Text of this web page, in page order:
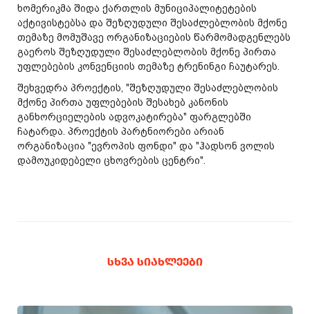
ხომერიკმა შიდა ქართლის მუნიციპალიტეტების
აქტივისტებსა და შეზღუდული შესაძლებლობის მქონე
თემაზე მომუშავე ორგანიზაციების წარმომადგენლებს
გაეროს შეზღუდული შესაძლებლობის მქონე პირთა
უფლებების კონვენციის თემაზე ტრენინგი ჩაუტარეს.
შეხვედრა პროექტის, "შეზღუდული შესაძლებლობის
მქონე პირთა უფლებების შესახებ კანონის
განხორციელების ადვოკატირება" ფარგლებში
ჩატარდა. პროექტის პარტნიორები არიან
ორგანიზაცია "ევროპის ფონდი" და "ჰადსონ ვოლის
დამოუკიდებელი ცხოვრების ცენტრი".
ᲡᲮᲕᲐ ᲡᲘᲐᲮᲚᲔᲔᲑᲘ